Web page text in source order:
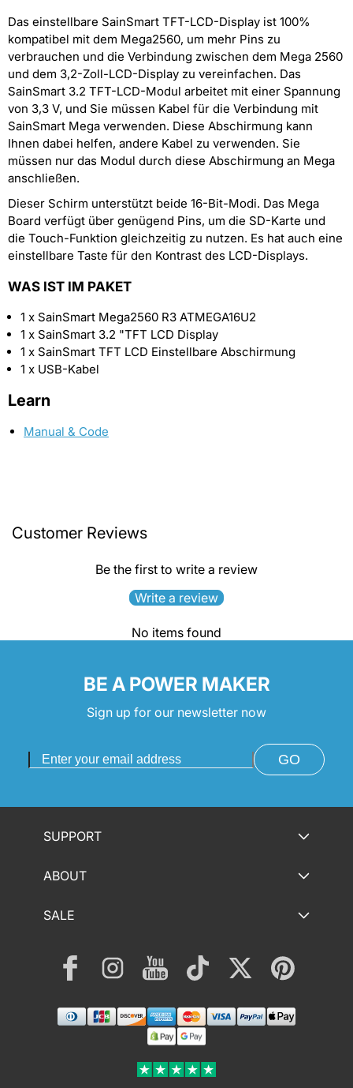
Das einstellbare SainSmart TFT-LCD-Display ist 100%
kompatibel mit dem Mega2560, um mehr Pins zu
verbrauchen und die Verbindung zwischen dem Mega 2560
und dem 3,2-Zoll-LCD-Display zu vereinfachen. Das
SainSmart 3.2 TFT-LCD-Modul arbeitet mit einer Spannung
von 3,3 V, und Sie müssen Kabel für die Verbindung mit
SainSmart Mega verwenden. Diese Abschirmung kann
Ihnen dabei helfen, andere Kabel zu verwenden. Sie
müssen nur das Modul durch diese Abschirmung an Mega
anschließen.
Dieser Schirm unterstützt beide 16-Bit-Modi. Das Mega
Board verfügt über genügend Pins, um die SD-Karte und
die Touch-Funktion gleichzeitig zu nutzen. Es hat auch eine
einstellbare Taste für den Kontrast des LCD-Displays.
WAS IST IM PAKET
1 x SainSmart Mega2560 R3 ATMEGA16U2
1 x SainSmart 3.2 "TFT LCD Display
1 x SainSmart TFT LCD Einstellbare Abschirmung
1 x USB-Kabel
Learn
Manual & Code
Customer Reviews
Be the first to write a review
Write a review
No items found
BE A POWER MAKER
Sign up for our newsletter now
GO
SUPPORT
ABOUT
SALE
FacebookInstagramYouTube TikTok Twitter Pinterest
Payment
methods